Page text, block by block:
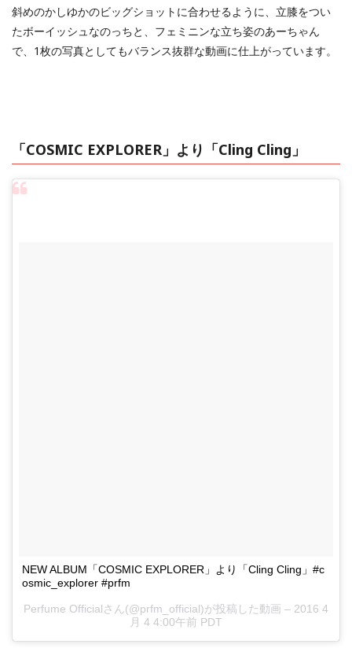
斜めのかしゆかのビッグショットに合わせるように、立膝をつい
たボーイッシュなのっちと、フェミニンな立ち姿のあーちゃん
で、1枚の写真としてもバランス抜群な動画に仕上がっています。
「COSMIC EXPLORER」より「Cling Cling」
NEW ALBUM「COSMIC EXPLORER」より「Cling Cling」#c
osmic_explorer #prfm
Perfume Officialさん(@prfm_official)が投稿した動画 – 2016 4
月 4 4:00午前 PDT